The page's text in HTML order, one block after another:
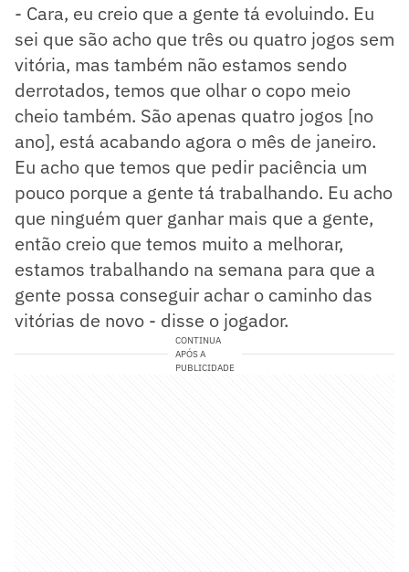
- Cara, eu creio que a gente tá evoluindo. Eu
sei que são acho que três ou quatro jogos sem
vitória, mas também não estamos sendo
derrotados, temos que olhar o copo meio
cheio também. São apenas quatro jogos [no
ano], está acabando agora o mês de janeiro.
Eu acho que temos que pedir paciência um
pouco porque a gente tá trabalhando. Eu acho
que ninguém quer ganhar mais que a gente,
então creio que temos muito a melhorar,
estamos trabalhando na semana para que a
gente possa conseguir achar o caminho das
vitórias de novo - disse o jogador.
CONTINUA
APÓS A
PUBLICIDADE